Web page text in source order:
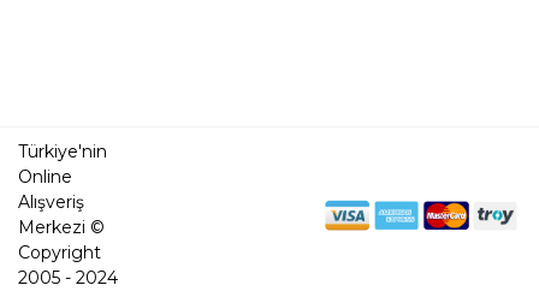
Türkiye'nin
Online
Alışveriş
Merkezi ©
Copyright
2005 - 2024